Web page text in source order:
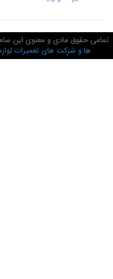
حقوق مادی و معنوی این
ها و شرکت های تعمیرات